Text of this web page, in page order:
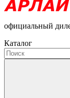
официальный
Каталог